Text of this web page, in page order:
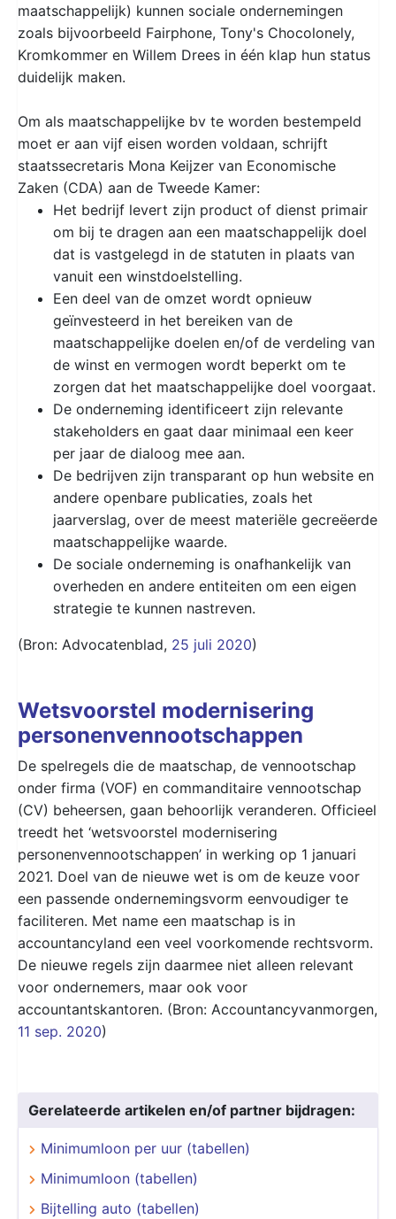
maatschappelijk) kunnen sociale ondernemingen
zoals bijvoorbeeld Fairphone, Tony's Chocolonely,
Kromkommer en Willem Drees in één klap hun status
duidelijk maken.
Om als maatschappelijke bv te worden bestempeld
moet er aan vijf eisen worden voldaan, schrijft
staatssecretaris Mona Keijzer van Economische
Zaken (CDA) aan de Tweede Kamer:
Het bedrijf levert zijn product of dienst primair
om bij te dragen aan een maatschappelijk doel
dat is vastgelegd in de statuten in plaats van
vanuit een winstdoelstelling.
Een deel van de omzet wordt opnieuw
geïnvesteerd in het bereiken van de
maatschappelijke doelen en/of de verdeling van
de winst en vermogen wordt beperkt om te
zorgen dat het maatschappelijke doel voorgaat.
De onderneming identificeert zijn relevante
stakeholders en gaat daar minimaal een keer
per jaar de dialoog mee aan.
De bedrijven zijn transparant op hun website en
andere openbare publicaties, zoals het
jaarverslag, over de meest materiële gecreëerde
maatschappelijke waarde.
De sociale onderneming is onafhankelijk van
overheden en andere entiteiten om een eigen
strategie te kunnen nastreven.
(Bron: Advocatenblad, 25 juli 2020)
Wetsvoorstel modernisering
personenvennootschappen
De spelregels die de maatschap, de vennootschap
onder firma (VOF) en commanditaire vennootschap
(CV) beheersen, gaan behoorlijk veranderen. Officieel
treedt het ‘wetsvoorstel modernisering
personenvennootschappen’ in werking op 1 januari
2021. Doel van de nieuwe wet is om de keuze voor
een passende ondernemingsvorm eenvoudiger te
faciliteren. Met name een maatschap is in
accountancyland een veel voorkomende rechtsvorm.
De nieuwe regels zijn daarmee niet alleen relevant
voor ondernemers, maar ook voor
accountantskantoren. (Bron: Accountancyvanmorgen,
11 sep. 2020)
Gerelateerde artikelen en/of partner bijdragen:
Minimumloon per uur (tabellen)
Minimumloon (tabellen)
Bijtelling auto (tabellen)